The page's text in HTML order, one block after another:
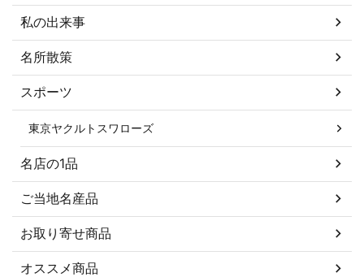
私の出来事
名所散策
スポーツ
東京ヤクルトスワローズ
名店の1品
ご当地名産品
お取り寄せ商品
オススメ商品